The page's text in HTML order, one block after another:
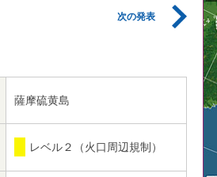
次の発表
薩摩硫黄島
レベル２（火口周辺規制）